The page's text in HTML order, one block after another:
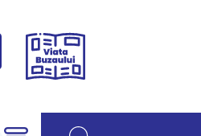
Campus
Viața